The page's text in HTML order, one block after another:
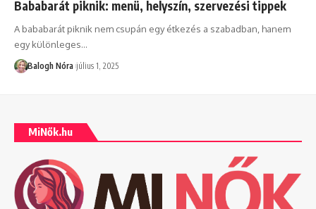
Bababarát piknik: menü, helyszín, szervezési tippek
A bababarát piknik nem csupán egy étkezés a szabadban, hanem
egy különleges…
Balogh Nóra július 1, 2025
MiNők.hu